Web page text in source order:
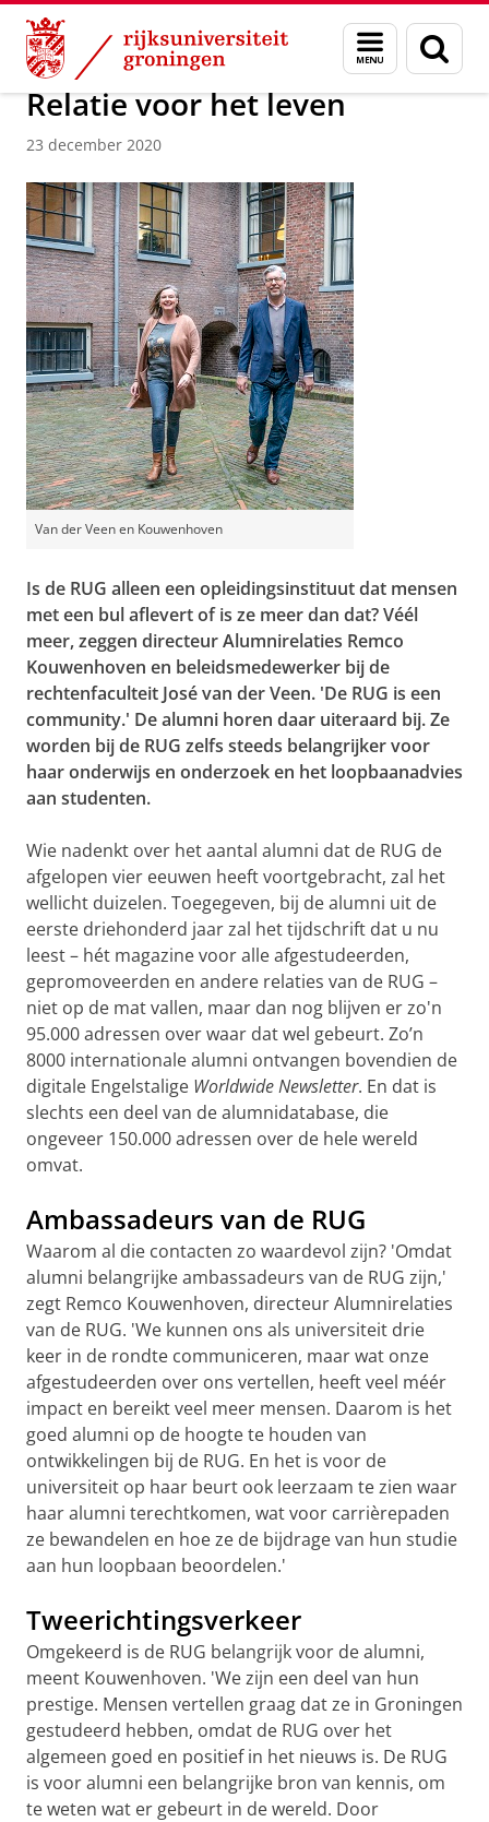
Skip
Content
Skip
Navigation
Menu
en
zoeken
Over ons Actueel Nieuws Worldwide Newsletter
Relatie voor het leven
23 december 2020
Van der Veen en Kouwenhoven
Is de RUG alleen een opleidingsinstituut dat mensen
met een bul aflevert of is ze meer dan dat? Véél
meer, zeggen directeur Alumnirelaties Remco
Kouwenhoven en beleidsmedewerker bij de
rechtenfaculteit José van der Veen. 'De RUG is een
community.' De alumni horen daar uiteraard bij. Ze
worden bij de RUG zelfs steeds belangrijker voor
haar onderwijs en onderzoek en het loopbaanadvies
aan studenten.
Wie nadenkt over het aantal alumni dat de RUG de
afgelopen vier eeuwen heeft voortgebracht, zal het
wellicht duizelen. Toegegeven, bij de alumni uit de
eerste driehonderd jaar zal het tijdschrift dat u nu
leest – hét magazine voor alle afgestudeerden,
gepromoveerden en andere relaties van de RUG –
niet op de mat vallen, maar dan nog blijven er zo'n
95.000 adressen over waar dat wel gebeurt. Zo’n
8000 internationale alumni ontvangen bovendien de
digitale Engelstalige Worldwide Newsletter. En dat is
slechts een deel van de alumnidatabase, die
ongeveer 150.000 adressen over de hele wereld
omvat.
Ambassadeurs van de RUG
Waarom al die contacten zo waardevol zijn? 'Omdat
alumni belangrijke ambassadeurs van de RUG zijn,'
zegt Remco Kouwenhoven, directeur Alumnirelaties
van de RUG. 'We kunnen ons als universiteit drie
keer in de rondte communiceren, maar wat onze
afgestudeerden over ons vertellen, heeft veel méér
impact en bereikt veel meer mensen. Daarom is het
goed alumni op de hoogte te houden van
ontwikkelingen bij de RUG. En het is voor de
universiteit op haar beurt ook leerzaam te zien waar
haar alumni terechtkomen, wat voor carrièrepaden
ze bewandelen en hoe ze de bijdrage van hun studie
aan hun loopbaan beoordelen.'
Tweerichtingsverkeer
Omgekeerd is de RUG belangrijk voor de alumni,
meent Kouwenhoven. 'We zijn een deel van hun
prestige. Mensen vertellen graag dat ze in Groningen
gestudeerd hebben, omdat de RUG over het
algemeen goed en positief in het nieuws is. De RUG
is voor alumni een belangrijke bron van kennis, om
te weten wat er gebeurt in de wereld. Door